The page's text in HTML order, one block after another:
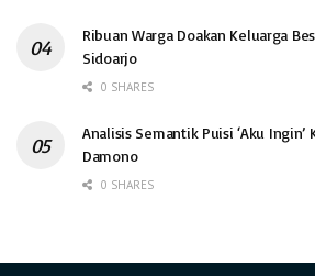
Ribuan Warga Doakan Keluarga
Sidoarjo
0 SHARES
Analisis Semantik Puisi ‘Aku Ingin’
Damono
0 SHARES